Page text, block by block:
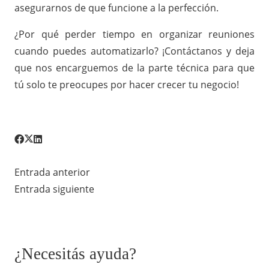
asegurarnos de que funcione a la perfección.
¿Por qué perder tiempo en organizar reuniones
cuando puedes automatizarlo? ¡Contáctanos y deja
que nos encarguemos de la parte técnica para que
tú solo te preocupes por hacer crecer tu negocio!
Entrada anterior
Entrada siguiente
¿Necesitás ayuda?